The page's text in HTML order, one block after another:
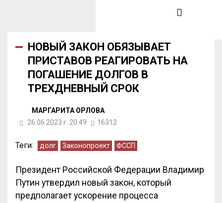
НОВЫЙ ЗАКОН ОБЯЗЫВАЕТ
ПРИСТАВОВ РЕАГИРОВАТЬ НА
ПОГАШЕНИЕ ДОЛГОВ В
ТРЕХДНЕВНЫЙ СРОК
МАРГАРИТА ОРЛОВА
26.06.2023 г. 20:49
16312
Теги: долг Законопроект ФССП
Президент Российской Федерации Владимир
Путин утвердил новый закон, который
предполагает ускорение процесса